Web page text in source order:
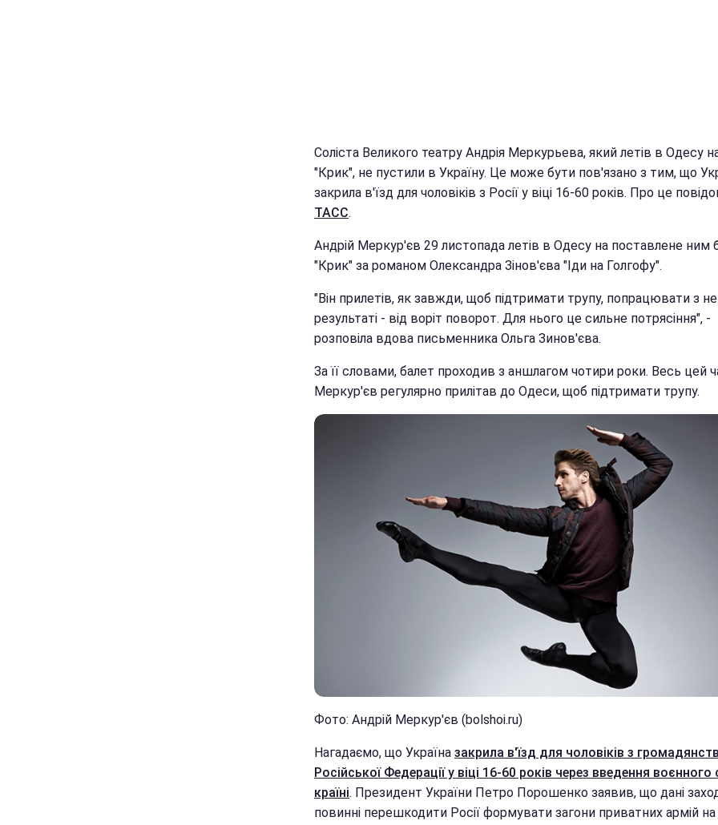
Соліста Великого театру Андрія Меркурьева, який летів в Одесу
"Крик", не пустили в Україну. Це може бути пов'язано з тим, що
закрила в'їзд для чоловіків з Росії у віці 16-60 років. Про це
ТАСС.
Андрій Меркур'єв 29 листопада летів в Одесу на поставлене ним
"Крик" за романом Олександра Зінов'єва "Іди на Голгофу".
"Він прилетів, як завжди, щоб підтримати трупу, попрацювати з
результаті - від воріт поворот. Для нього це сильне потрясіння", -
розповіла вдова письменника Ольга Зинов'єва.
За її словами, балет проходив з аншлагом чотири роки. Весь цей
Меркур'єв регулярно прилітав до Одеси, щоб підтримати трупу.
Фото: Андрій Меркур'єв (bolshoi.ru)
Нагадаємо, що Україна закрила в'їзд для чоловіків з
Російської Федерації у віці 16-60 років через введення воєнного
країні. Президент України Петро Порошенко заявив, що дані
повинні перешкодити Росії формувати загони приватних армій на